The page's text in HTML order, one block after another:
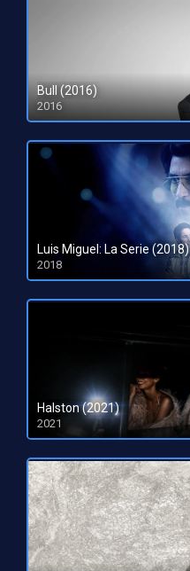
Bull (2016)
2016
Luis Miguel: La Serie (2018)
2018
Halston (2021)
2021